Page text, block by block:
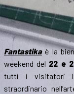
Fantastikaè la
weekend del 22 e
tutti i visitatori
straordinario